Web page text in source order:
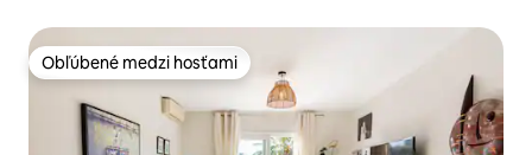
Obľúbené medzi hosťami
Obľúbené medzi hosťami